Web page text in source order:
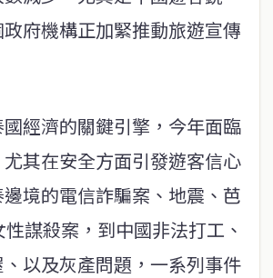
府機構正加緊推動旅遊宣傳
經濟的關鍵引擎，今年面臨
其在安全方面引發遊客信心
境的電信詐騙案、地震、芭
性謀殺案，到中國非法打工、
以及灰產問題，一系列事件